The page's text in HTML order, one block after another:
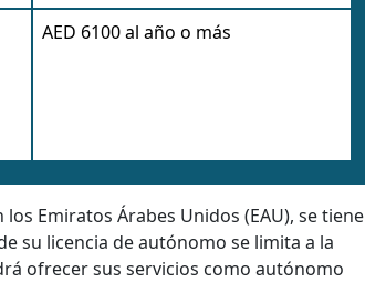
AED 6100 al año o más
Emiratos Árabes Unidos (EAU), se tiene
su licencia de autónomo se limita a la
ofrecer sus servicios como autónomo